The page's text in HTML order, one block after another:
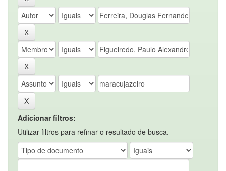
Adicionar filtros:
Utilizar filtros para refinar o resultado de busca.